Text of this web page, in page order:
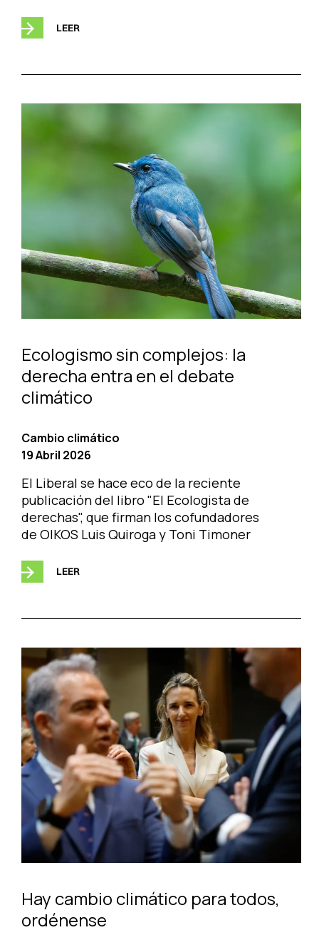
LEER
Ecologismo sin complejos: la
derecha entra en el debate
climático
Cambio climático
19 Abril 2026
El Liberal se hace eco de la reciente
publicación del libro "El Ecologista de
derechas", que firman los cofundadores
de OIKOS Luis Quiroga y Toni Timoner
LEER
Hay cambio climático para todos,
ordénense